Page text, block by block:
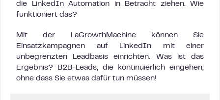
die LinkedIn Automation in Betracht ziehen. Wie
funktioniert das?
Mit der LaGrowthMachine können Sie
Einsatzkampagnen auf LinkedIn mit einer
unbegrenzten Leadbasis einrichten. Was ist das
Ergebnis? B2B-Leads, die kontinuierlich eingehen,
ohne dass Sie etwas dafür tun müssen!